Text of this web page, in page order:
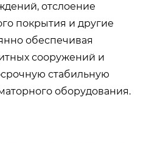
отслоение
покрытия и другие
обеспечивая
сооружений и
стабильную
оборудования.